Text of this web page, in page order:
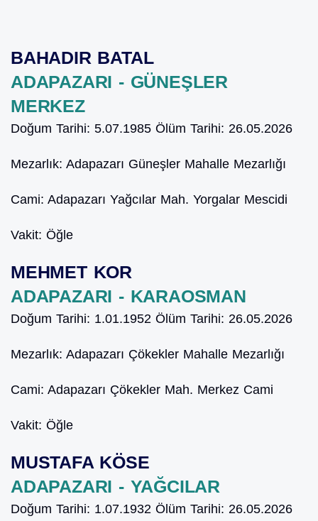
BAHADIR BATAL
ADAPAZARI - GÜNEŞLER
MERKEZ
Doğum Tarihi: 5.07.1985 Ölüm Tarihi: 26.05.2026
Mezarlık: Adapazarı Güneşler Mahalle Mezarlığı
Cami: Adapazarı Yağcılar Mah. Yorgalar Mescidi
Vakit: Öğle
MEHMET KOR
ADAPAZARI - KARAOSMAN
Doğum Tarihi: 1.01.1952 Ölüm Tarihi: 26.05.2026
Mezarlık: Adapazarı Çökekler Mahalle Mezarlığı
Cami: Adapazarı Çökekler Mah. Merkez Cami
Vakit: Öğle
MUSTAFA KÖSE
ADAPAZARI - YAĞCILAR
Doğum Tarihi: 1.07.1932 Ölüm Tarihi: 26.05.2026